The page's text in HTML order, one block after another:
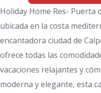
Holiday Home Res- Puerta
ubicada en la costa
encantadora ciudad de
ofrece todas las
vacaciones relajantes y
moderna y elegante, esta